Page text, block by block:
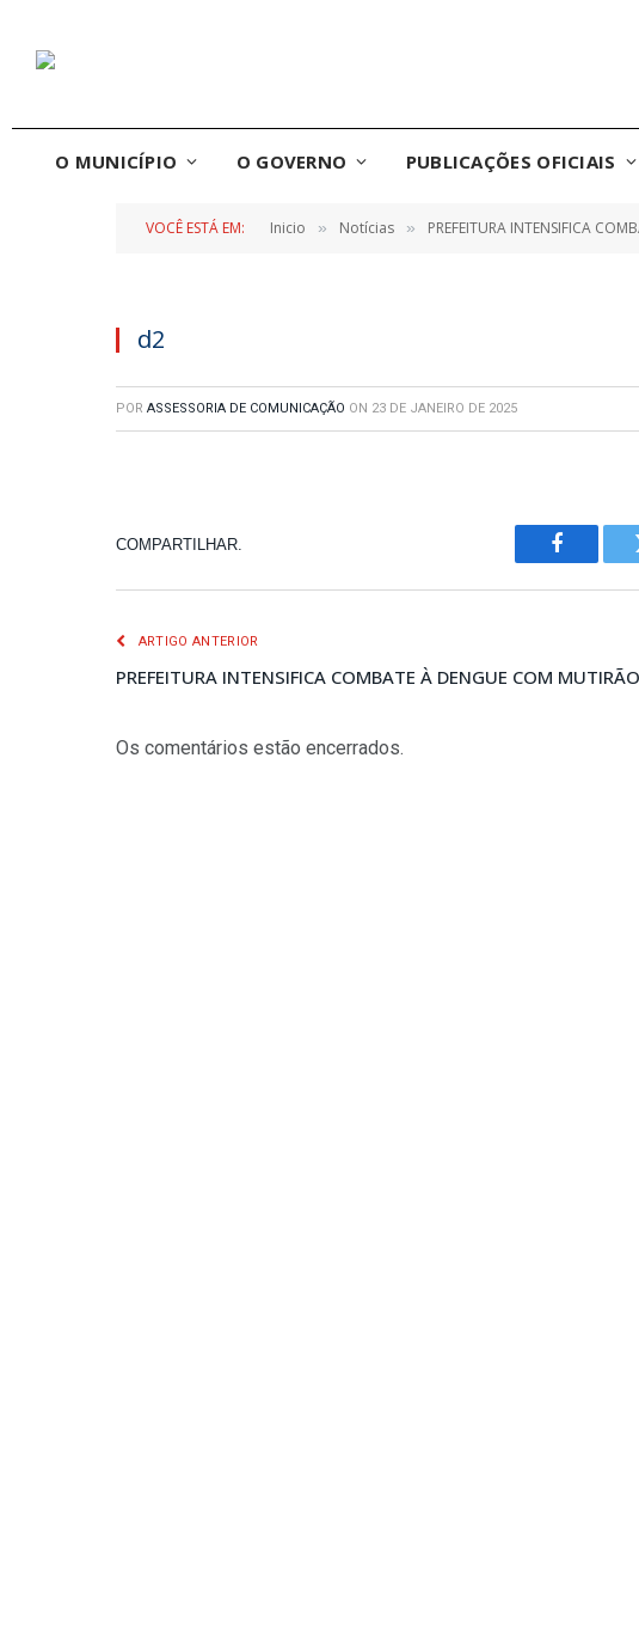
O MUNICÍPIO O GOVERNO PUBLICAÇÕES OFICIAIS
VOCÊ ESTÁ EM: Inicio » Notícias » PREFEITURA INTENSIFICA
d2
POR ASSESSORIA DE COMUNICAÇÃO ON 23 DE JANEIRO DE 2025
COMPARTILHAR.
Facebook
ARTIGO ANTERIOR
PREFEITURA INTENSIFICA COMBATE À DENGUE COM
Os comentários estão encerrados.